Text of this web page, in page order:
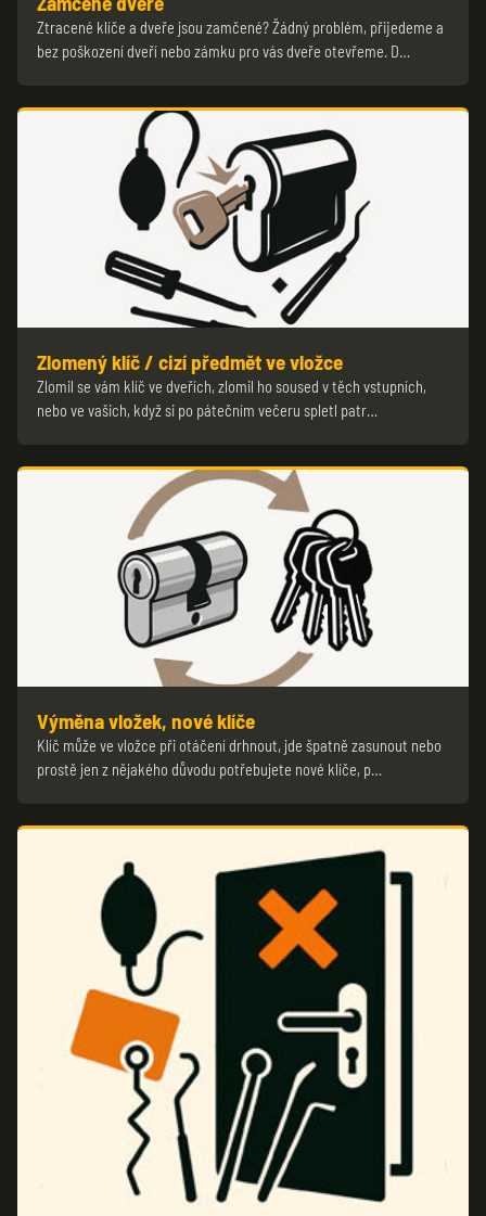
Ztracené klíče a dveře jsou zamčené? Žádný problém, přijedeme a
bez poškození dveří nebo zámku pro vás dveře otevřeme. D…
Zlomený klíč / cizí předmět ve vložce
Zlomil se vám klíč ve dveřích, zlomil ho soused v těch vstupních,
nebo ve vašich, když si po pátečním večeru spletl patr…
Výměna vložek, nové klíče
Klíč může ve vložce při otáčení drhnout, jde špatně zasunout nebo
prostě jen z nějakého důvodu potřebujete nové klíče, p…